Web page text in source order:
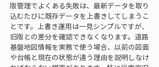
版管理でよくある失敗は、最新データを取り
込むたびに既存データを上書きしてしまうこ
とです。上書き運用は一見シンプルですが、
旧版との差分を確認できなくなります。道路
基盤地図情報を実務で使う場合、以前の図面
や台帳と現在の状態が違う理由を説明しなけ